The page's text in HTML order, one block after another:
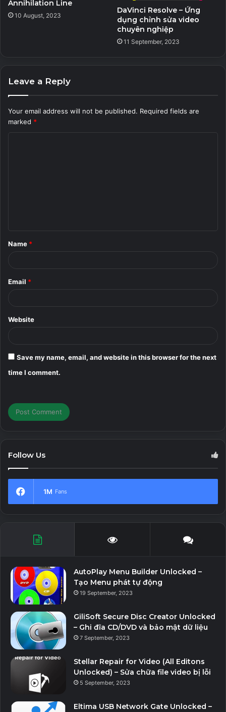
Luminar4.3.3.7895_Lrepacks.rar Link 1
Luminar4.3.3.7895_Portable.rar
Luminar4.3.3.7895_WithMed.rar
Annihilation Line
10 August, 2023
DaVinci Resolve – Ứng
dụng chỉnh sửa video
chuyên nghiệp
11 September, 2023
Leave a Reply
Your email address will not be published. Required fields are
marked *
*
Name *
Email *
Website
Save my name, email, and website in this browser for the next
time I comment.
Follow Us
1M Fans
AutoPlay Menu Builder Unlocked –
Tạo Menu phát tự động
19 September, 2023
GiliSoft Secure Disc Creator Unlocked
– Ghi đĩa CD/DVD và bảo mật dữ liệu
7 September, 2023
Stellar Repair for Video (All Editons
Unlocked) – Sửa chữa file video bị lỗi
5 September, 2023
Eltima USB Network Gate Unlocked –